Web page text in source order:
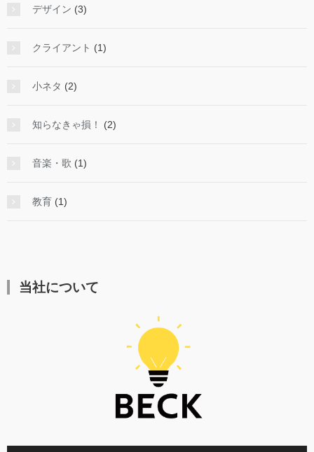
デザイン (3)
クライアント (1)
小ネタ (2)
知らなきゃ損！ (2)
音楽・歌 (1)
教育 (1)
当社について